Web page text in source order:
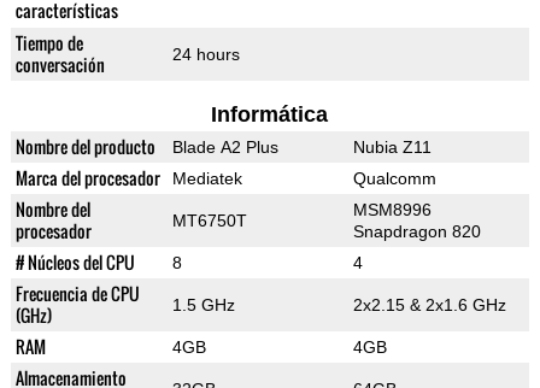
características
Tiempo de
conversación
24 hours
Informática
Nombre del producto Blade A2 Plus Nubia Z11
Marca del procesador Mediatek Qualcomm
Nombre del
procesador
MT6750T
MSM8996
Snapdragon 820
# Núcleos del CPU 8 4
Frecuencia de CPU
(GHz)
1.5 GHz 2x2.15 & 2x1.6 GHz
RAM 4GB 4GB
Almacenamiento